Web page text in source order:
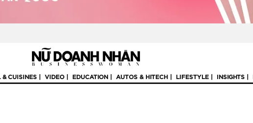
& CUISINES VIDEO EDUCATION AUTOS & HITECH LIFESTYLE INSIGHTS